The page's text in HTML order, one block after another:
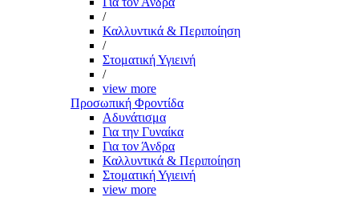
/
Καλλυντικά & Περιποίηση
/
Στοματική Υγιεινή
/
view more
Προσωπική Φροντίδα
Αδυνάτισμα
Για την Γυναίκα
Για τον Άνδρα
Καλλυντικά & Περιποίηση
Στοματική Υγιεινή
view more